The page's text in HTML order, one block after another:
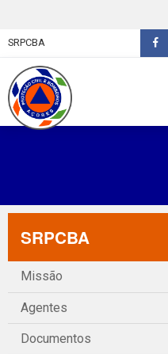
SRPCBA
SRPCBA
Missão
Agentes
Documentos